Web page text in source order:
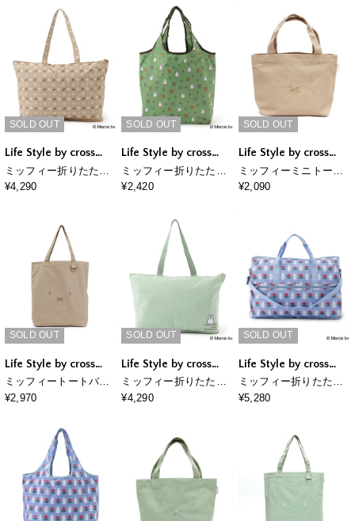
SOLD OUT
Life Style by cross
marche
ミッフィー折りたたみ
トートバッグ
¥4,290
SOLD OUT
Life Style by cross
marche
ミッフィー折りたたみ
保冷＆保温エコバッグ
¥2,420
SOLD OUT
Life Style by cross
marche
ミッフィーミニトート
バッグ(刺繍)
¥2,090
SOLD OUT
Life Style by cross
marche
ミッフィートートバッ
グ(刺繍)
¥2,970
SOLD OUT
Life Style by cross
marche
ミッフィー折りたたみ
トートバッグ
¥4,290
SOLD OUT
Life Style by cross
marche
ミッフィー折りたたみ
ボストンバッグ
¥5,280